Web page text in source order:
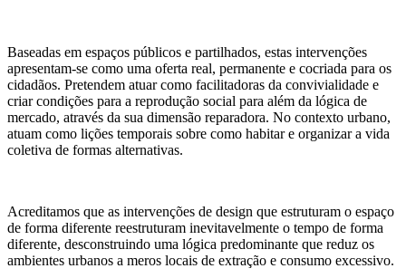
Baseadas em espaços públicos e partilhados, estas intervenções
apresentam-se como uma oferta real, permanente e cocriada para os
cidadãos. Pretendem atuar como facilitadoras da convivialidade e
criar condições para a reprodução social para além da lógica de
mercado, através da sua dimensão reparadora. No contexto urbano,
atuam como lições temporais sobre como habitar e organizar a vida
coletiva de formas alternativas.
Acreditamos que as intervenções de design que estruturam o espaço
de forma diferente reestruturam inevitavelmente o tempo de forma
diferente, desconstruindo uma lógica predominante que reduz os
ambientes urbanos a meros locais de extração e consumo excessivo.